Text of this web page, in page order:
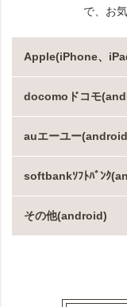
で、お
Apple(iPhone、
docomoドコモ
auエーユー
softbankｿﾌﾄﾊﾞﾝｸ
その他(android)